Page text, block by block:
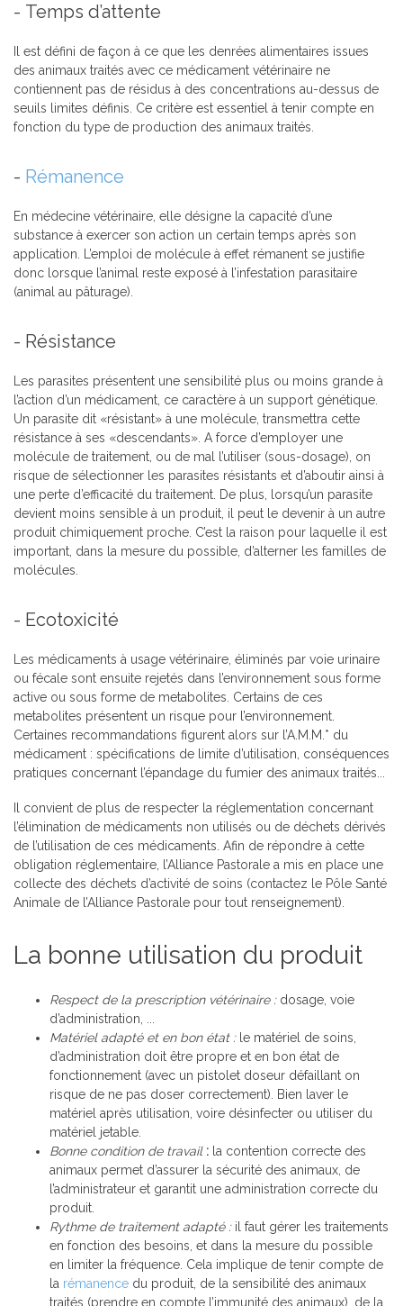
- Temps d’attente
Il est défini de façon à ce que les denrées alimentaires issues
des animaux traités avec ce médicament vétérinaire ne
contiennent pas de résidus à des concentrations au-dessus de
seuils limites définis. Ce critère est essentiel à tenir compte en
fonction du type de production des animaux traités.
- Rémanence
En médecine vétérinaire, elle désigne la capacité d’une
substance à exercer son action un certain temps après son
application. L’emploi de molécule à effet rémanent se justifie
donc lorsque l’animal reste exposé à l’infestation parasitaire
(animal au pâturage).
- Résistance
Les parasites présentent une sensibilité plus ou moins grande à
l’action d’un médicament, ce caractère à un support génétique.
Un parasite dit «résistant» à une molécule, transmettra cette
résistance à ses «descendants». A force d’employer une
molécule de traitement, ou de mal l’utiliser (sous-dosage), on
risque de sélectionner les parasites résistants et d’aboutir ainsi à
une perte d’efficacité du traitement. De plus, lorsqu’un parasite
devient moins sensible à un produit, il peut le devenir à un autre
produit chimiquement proche. C’est la raison pour laquelle il est
important, dans la mesure du possible, d’alterner les familles de
molécules.
- Ecotoxicité
Les médicaments à usage vétérinaire, éliminés par voie urinaire
ou fécale sont ensuite rejetés dans l’environnement sous forme
active ou sous forme de metabolites. Certains de ces
metabolites présentent un risque pour l’environnement.
Certaines recommandations figurent alors sur l’A.M.M.* du
médicament : spécifications de limite d’utilisation, conséquences
pratiques concernant l’épandage du fumier des animaux traités...
Il convient de plus de respecter la réglementation concernant
l’élimination de médicaments non utilisés ou de déchets dérivés
de l’utilisation de ces médicaments. Afin de répondre à cette
obligation réglementaire, l’Alliance Pastorale a mis en place une
collecte des déchets d’activité de soins (contactez le Pôle Santé
Animale de l’Alliance Pastorale pour tout renseignement).
La bonne utilisation du produit
Respect de la prescription vétérinaire : dosage, voie
d’administration, ...
Matériel adapté et en bon état : le matériel de soins,
d’administration doit être propre et en bon état de
fonctionnement (avec un pistolet doseur défaillant on
risque de ne pas doser correctement). Bien laver le
matériel après utilisation, voire désinfecter ou utiliser du
matériel jetable.
Bonne condition de travail : la contention correcte des
animaux permet d’assurer la sécurité des animaux, de
l’administrateur et garantit une administration correcte du
produit.
Rythme de traitement adapté :il faut gérer les traitements
en fonction des besoins, et dans la mesure du possible
en limiter la fréquence. Cela implique de tenir compte de
la rémanence du produit, de la sensibilité des animaux
traités (prendre en compte l’immunité des animaux), de la